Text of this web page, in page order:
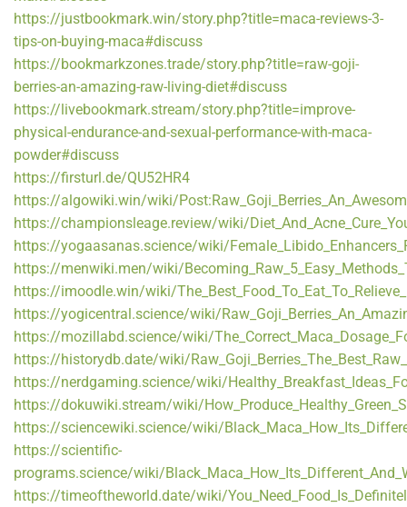
https://justbookmark.win/story.php?title=maca-reviews-3-
tips-on-buying-maca#discuss
https://bookmarkzones.trade/story.php?title=raw-goji-
berries-an-amazing-raw-living-diet#discuss
https://livebookmark.stream/story.php?title=improve-
physical-endurance-and-sexual-performance-with-maca-
powder#discuss
https://firsturl.de/QU52HR4
https://algowiki.win/wiki/
https://championsleage.review/wiki/
https://yogaasanas.science/wiki/
https://menwiki.men/wiki/
https://imoodle.win/wiki/
https://yogicentral.science/wiki/
https://mozillabd.science/wiki/
https://historydb.date/wiki/
https://nerdgaming.science/wiki/
https://dokuwiki.stream/wiki/
https://sciencewiki.science/wiki/
https://scientific-
programs.science/wiki/
https://timeoftheworld.date/wiki/